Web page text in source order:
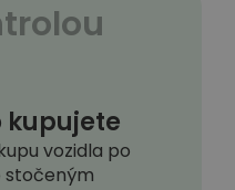
kupujete
vozidla po
stočeným